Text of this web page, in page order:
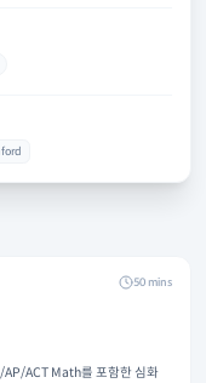
50 mins
AP/ACT Math를 포함한 심화